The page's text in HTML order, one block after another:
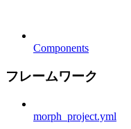
Components
フレームワーク
morph_project.yml